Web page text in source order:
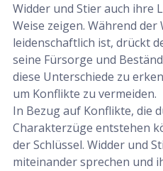
Widder und Stier auch ihre
Weise zeigen. Während
leidenschaftlich ist, drückt
seine Fürsorge und
diese Unterschiede zu
um Konflikte zu vermeiden.
In Bezug auf Konflikte, die
Charakterzüge entstehen
der Schlüssel. Widder und
miteinander sprechen und